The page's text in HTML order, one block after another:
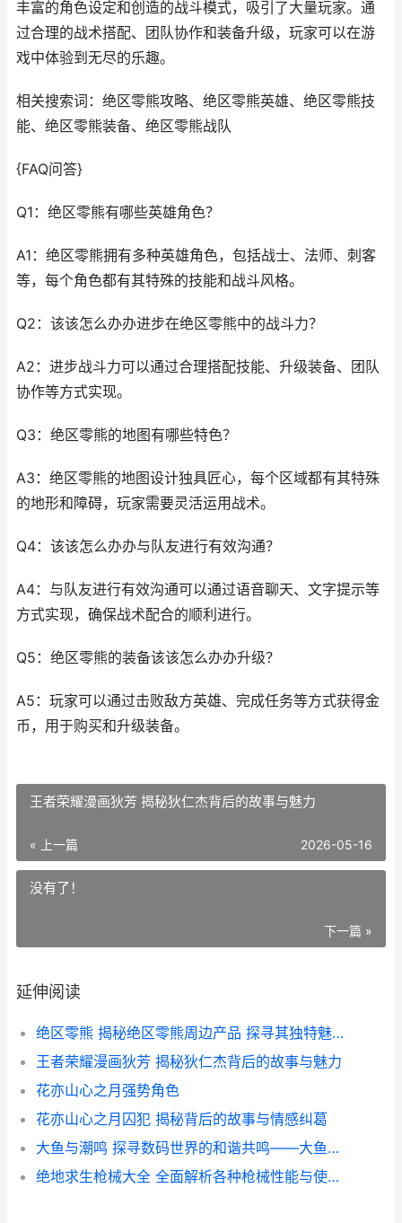
丰富的角色设定和创造的战斗模式，吸引了大量玩家。通
过合理的战术搭配、团队协作和装备升级，玩家可以在游
戏中体验到无尽的乐趣。
相关搜索词：绝区零熊攻略、绝区零熊英雄、绝区零熊技
能、绝区零熊装备、绝区零熊战队
{FAQ问答}
Q1：绝区零熊有哪些英雄角色？
A1：绝区零熊拥有多种英雄角色，包括战士、法师、刺客
等，每个角色都有其特殊的技能和战斗风格。
Q2：该该怎么办办进步在绝区零熊中的战斗力？
A2：进步战斗力可以通过合理搭配技能、升级装备、团队
协作等方式实现。
Q3：绝区零熊的地图有哪些特色？
A3：绝区零熊的地图设计独具匠心，每个区域都有其特殊
的地形和障碍，玩家需要灵活运用战术。
Q4：该该怎么办办与队友进行有效沟通？
A4：与队友进行有效沟通可以通过语音聊天、文字提示等
方式实现，确保战术配合的顺利进行。
Q5：绝区零熊的装备该该怎么办办升级？
A5：玩家可以通过击败敌方英雄、完成任务等方式获得金
币，用于购买和升级装备。
王者荣耀漫画狄芳 揭秘狄仁杰背后的故事与魅力
« 上一篇 2026-05-16
没有了！
下一篇 »
延伸阅读
绝区零熊 揭秘绝区零熊周边产品 探寻其独特魅力与价格解析
王者荣耀漫画狄芳 揭秘狄仁杰背后的故事与魅力
花亦山心之月强势角色
花亦山心之月囚犯 揭秘背后的故事与情感纠葛
大鱼与潮鸣 探寻数码世界的和谐共鸣——大鱼和潮鸣主题解析
绝地求生枪械大全 全面解析各种枪械性能与使用技巧